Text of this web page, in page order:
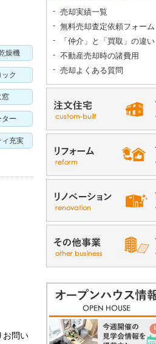
燥機
ク
窓
ー
充実
お問い
売却実績一覧
無料売却査定依頼フォーム
「仲介」と「買取」の違い
不動産売却時の諸費用
売却よくある質問